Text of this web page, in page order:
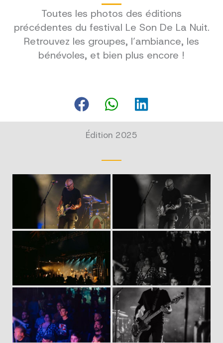
Toutes les photos des éditions
précédentes du festival Le Son De La Nuit.
Retrouvez les groupes, l’ambiance, les
bénévoles, et bien plus encore !
Édition 2025